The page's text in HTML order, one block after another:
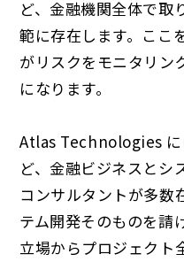
ど、金融機関全体で取
範に存在します。ここ
がリスクをモニタリン
になります。
Atlas Technologies に
ど、金融ビジネスとシ
コンサルタントが多数
テム開発そのものを請
立場からプロジェクト